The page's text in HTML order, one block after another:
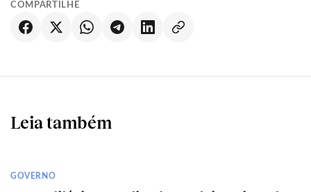
COMPARTILHE
Leia também
GOVERNO